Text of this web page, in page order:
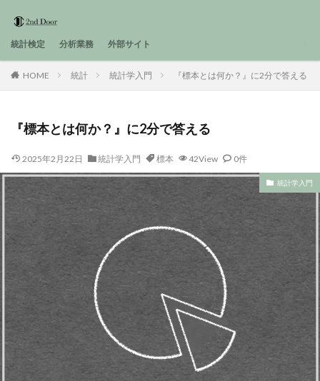
統計検定 分析業務 外部サイト
HOME 統計 統計学入門 『標本とは何か？』に2分で答える
『標本とは何か？』に2分で答える
2025年2月22日 統計学入門 標本 42View 0件
統計学入門